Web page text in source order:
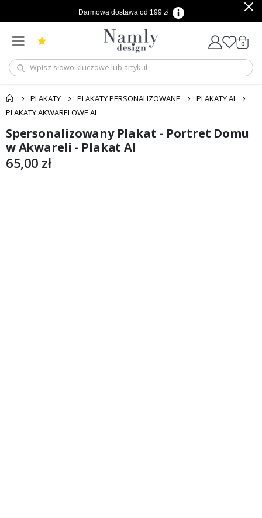
Darmowa dostawa od 199 zł
Cart
0
PLAKATY PLAKATY PERSONALIZOWANE
PLAKATY AI
PLAKATY AKWARELOWE AI
Przejdź
na
koniec
galerii
Przejdź
na
początek
galerii
Spersonalizowany Plakat - Portret Domu
w Akwareli - Plakat AI
65,00 zł